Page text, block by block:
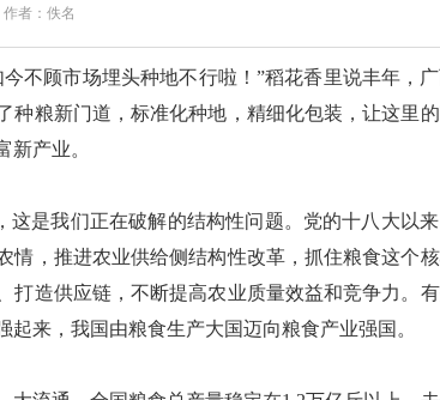
作者：佚名
顾市场埋头种地不行啦！”稻花香里说丰年，
种粮新门道，标准化种地，精细化包装，让这里
新产业。
是我们正在破解的结构性问题。党的十八大以
情，推进农业供给侧结构性改革，抓住粮食这个核
打造供应链，不断提高农业质量效益和竞争力。
来，我国由粮食生产大国迈向粮食产业强国。